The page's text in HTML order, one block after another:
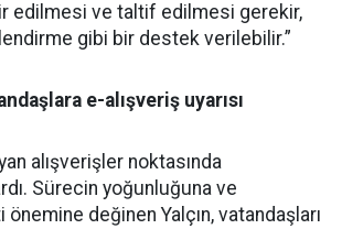
edilmesi ve taltif edilmesi gerekir,
gibi bir destek verilebilir.”
e-alışveriş uyarısı
alışverişler noktasında
Sürecin yoğunluğuna ve
değinen Yalçın, vatandaşları